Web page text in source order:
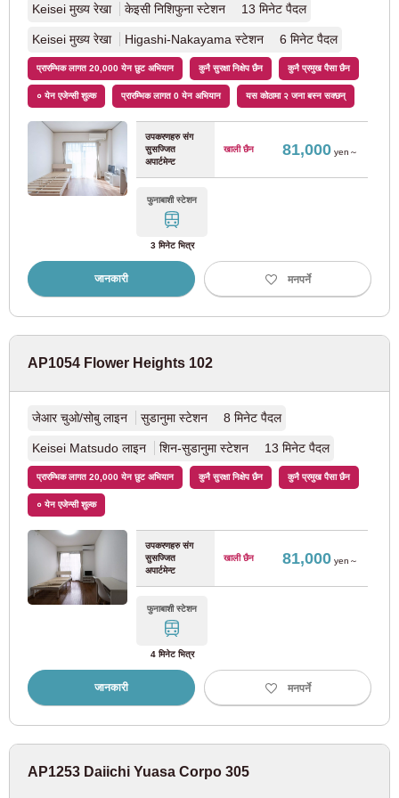
Keisei मुख्य रेखा केइसी निशिफुना स्टेशन 13 मिनेट पैदल
Keisei मुख्य रेखा Higashi-Nakayama स्टेशन 6 मिनेट पैदल
प्रारम्भिक लागत 20,000 येन छुट अभियान कुनै सुरक्षा निक्षेप छैन कुनै प्रमुख पैसा छैन
० येन एजेन्सी शुल्क प्रारम्भिक लागत 0 येन अभियान यस कोठामा २ जना बस्न सक्छन्
उपकरणहरु संग
सुसज्जित
अपार्टमेन्ट
खाली छैन 81,000yen～
फुनाबाशी स्टेशन
3 मिनेट भित्र
जानकारी मनपर्ने
AP1054 Flower Heights 102
जेआर चुओ/सोबु लाइन सुडानुमा स्टेशन 8 मिनेट पैदल
Keisei Matsudo लाइन शिन-सुडानुमा स्टेशन 13 मिनेट पैदल
प्रारम्भिक लागत 20,000 येन छुट अभियान कुनै सुरक्षा निक्षेप छैन कुनै प्रमुख पैसा छैन
० येन एजेन्सी शुल्क
उपकरणहरु संग
सुसज्जित
अपार्टमेन्ट
खाली छैन 81,000yen～
फुनाबाशी स्टेशन
4 मिनेट भित्र
जानकारी मनपर्ने
AP1253 Daiichi Yuasa Corpo 305
योकोहामा शहर यातायात ब्यूरो
नीलो रेखा (18)
जेआर पश्चिम जापान
जेआर तोजाई लाइन (20)
Shinkeisei इलेक्ट्रिक रेलवे
Sotetsu मुख्य लाइन (6)
तमा अर्बन मोनोरेल
टोयो र्यापिड रेलवे
सैतामा हाई स्पीड रेलवे
सैतामा र्‍यापिड रेलवे लाइन (5)
Ryūtetsu